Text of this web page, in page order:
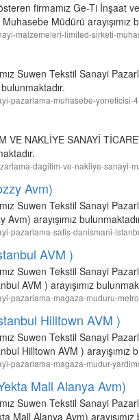
firmamız Ge-Ti İnşaat
Müdürü arayışımız
malzemeleri-limited-sirketi-
Suwen Tekstil Sanayi
pazarlama-muhasebe-yoneticisi-
VE NAKLİYE SANAYİ
dagitim-ve-nakliye-sanayi-
Avm)
Suwen Tekstil Sanayi
Avm) arayışımız
pazarlama-satis-danismani-
AVM )
Suwen Tekstil Sanayi
AVM ) arayışımız
pazarlama-magaza-muduru-
Hilltown AVM )
Suwen Tekstil Sanayi
Hilltown AVM ) arayışımız
pazarlama-magaza-mudur-
Mall Alanya Avm)
Suwen Tekstil Sanayi
Mall Alanya Avm) arayışımız